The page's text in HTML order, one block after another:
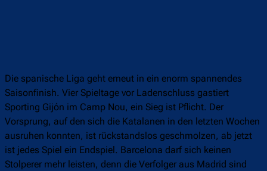
Die spanische Liga geht erneut in ein enorm spannendes
Saisonfinish. Vier Spieltage vor Ladenschluss gastiert
Sporting Gijón im Camp Nou, ein Sieg ist Pflicht. Der
Vorsprung, auf den sich die Katalanen in den letzten Wochen
ausruhen konnten, ist rückstandslos geschmolzen, ab jetzt
ist jedes Spiel ein Endspiel. Barcelona darf sich keinen
Stolperer mehr leisten, denn die Verfolger aus Madrid sind